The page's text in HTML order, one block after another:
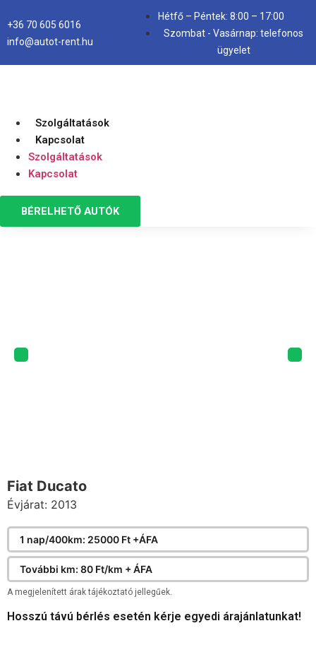
+36 70 605 6016
info@autot-rent.hu
Hétfő – Péntek: 8:00 – 17:00
Szombat - Vasárnap: telefonos
ügyelet
Szolgáltatások
Kapcsolat
Szolgáltatások
Kapcsolat
BÉRELHETŐ AUTÓK
Fiat Ducato
Évjárat: 2013
1 nap/400km: 25000 Ft +ÁFA
További km: 80 Ft/km + ÁFA
A megjelenített árak tájékoztató jellegűek.
Hosszú távú bérlés esetén kérje egyedi árajánlatunkat!